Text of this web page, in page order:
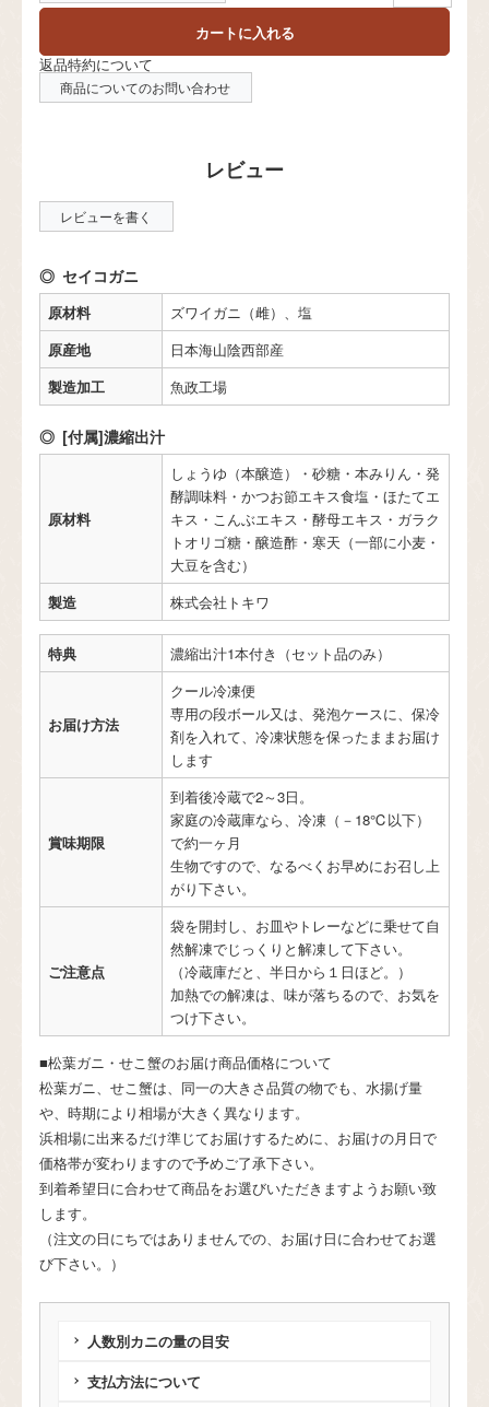
カートに入れる
返品特約について
商品についてのお問い合わせ
レビューを書く
セイコガニ
原材料
ズワイガニ（雌）、塩
原産地
日本海山陰西部産
製造加工
魚政工場
[付属]濃縮出汁
原材料
しょうゆ（本醸造）・砂糖・本みりん・発
酵調味料・かつお節エキス食塩・ほたてエ
キス・こんぶエキス・酵母エキス・ガラク
トオリゴ糖・醸造酢・寒天（一部に小麦・
大豆を含む）
製造
株式会社トキワ
特典 濃縮出汁1本付き（セット品のみ）
お届け方法
クール冷凍便
専用の段ボール又は、発泡ケースに、保冷
剤を入れて、冷凍状態を保ったままお届け
します
賞味期限
到着後冷蔵で2～3日。
家庭の冷蔵庫なら、冷凍（－18℃以下）
で約一ヶ月
生物ですので、なるべくお早めにお召し上
がり下さい。
ご注意点
袋を開封し、お皿やトレーなどに乗せて自
然解凍でじっくりと解凍して下さい。
（冷蔵庫だと、半日から１日ほど。）
加熱での解凍は、味が落ちるので、お気を
つけ下さい。
■松葉ガニ・せこ蟹のお届け商品価格について
松葉ガニ、せこ蟹は、同一の大きさ品質の物でも、水揚げ量
や、時期により相場が大きく異なります。
浜相場に出来るだけ準じてお届けするために、お届けの月日で
価格帯が変わりますので予めご了承下さい。
到着希望日に合わせて商品をお選びいただきますようお願い致
します。
（注文の日にちではありませんでの、お届け日に合わせてお選
び下さい。）
人数別カニの量の目安
支払方法について